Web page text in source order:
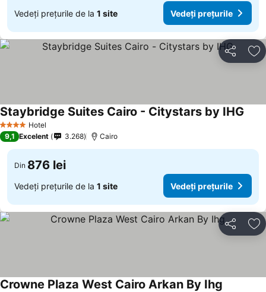
Vedeți prețurile de la 1 site Vedeți prețurile
Distribuiți
4 Stele Hotel
Staybridge Suites Cairo - Citystars by IHG
9,1 Excelent 3.268 Cairo
Din 876 lei
Vedeți prețurile de la 1 site Vedeți prețurile
Distribuiți
Crowne Plaza West Cairo Arkan By Ihg